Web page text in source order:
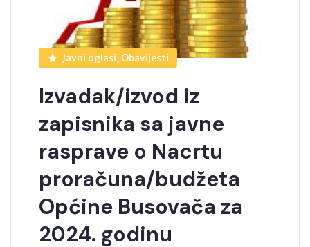
Javni oglasi, Obavijesti
Izvadak/izvod iz
zapisnika sa javne
rasprave o Nacrtu
proračuna/budžeta
Općine Busovača za
2024. godinu